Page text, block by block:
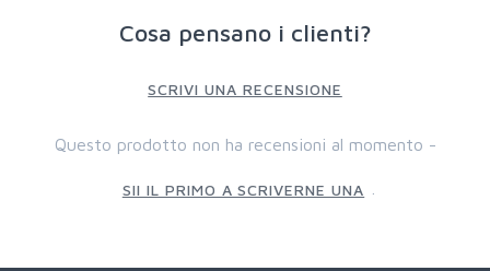
Cosa pensano i clienti?
SCRIVI UNA RECENSIONE
Questo prodotto non ha recensioni al momento -
SII IL PRIMO A SCRIVERNE UNA